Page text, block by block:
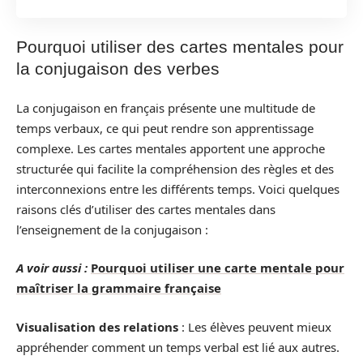
Pourquoi utiliser des cartes mentales pour
la conjugaison des verbes
La conjugaison en français présente une multitude de
temps verbaux, ce qui peut rendre son apprentissage
complexe. Les cartes mentales apportent une approche
structurée qui facilite la compréhension des règles et des
interconnexions entre les différents temps. Voici quelques
raisons clés d’utiliser des cartes mentales dans
l’enseignement de la conjugaison :
A voir aussi : Pourquoi utiliser une carte mentale pour
maîtriser la grammaire française
Visualisation des relations : Les élèves peuvent mieux
appréhender comment un temps verbal est lié aux autres.